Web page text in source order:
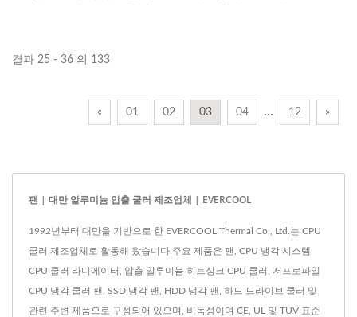
결과 25 - 36 의 133
« 01 02 03 04 … 12 »
팬 | 대만 알루미늄 압출 쿨러 제조업체 | EVERCOOL
1992년부터 대만을 기반으로 한 EVERCOOL Thermal Co., Ltd.는 CPU
쿨러 제조업체로 활동해 왔습니다.주요 제품은 팬, CPU 냉각 시스템,
CPU 쿨러 라디에이터, 압출 알루미늄 히트싱크 CPU 쿨러, 저프로파일
CPU 냉각 쿨러 팬, SSD 냉각 팬, HDD 냉각 팬, 하드 드라이브 쿨러 및
관련 주변 제품으로 구성되어 있으며, 비독성이며 CE, UL 및 TUV 표준